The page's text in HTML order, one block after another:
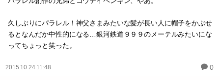
久しぶりにパラレル！神父さまみたいな髪が長い人に帽子をかぶせ
るとなんだか中性的になる…銀河鉄道９９９のメーテルみたいにな
ってちょっと笑った。
2015.10.24 11:48 0